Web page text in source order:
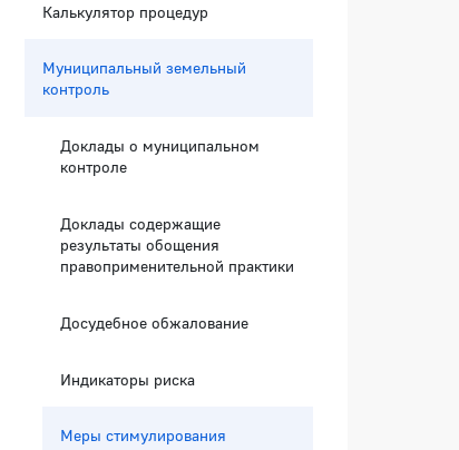
Калькулятор процедур
Муниципальный земельный
контроль
Доклады о муниципальном
контроле
Доклады содержащие
результаты обощения
правоприменительной практики
Досудебное обжалование
Индикаторы риска
Меры стимулирования